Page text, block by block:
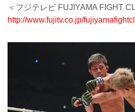
＜フジテレビ FUJIYAMA FIGHT
http://www.fujitv.co.jp/